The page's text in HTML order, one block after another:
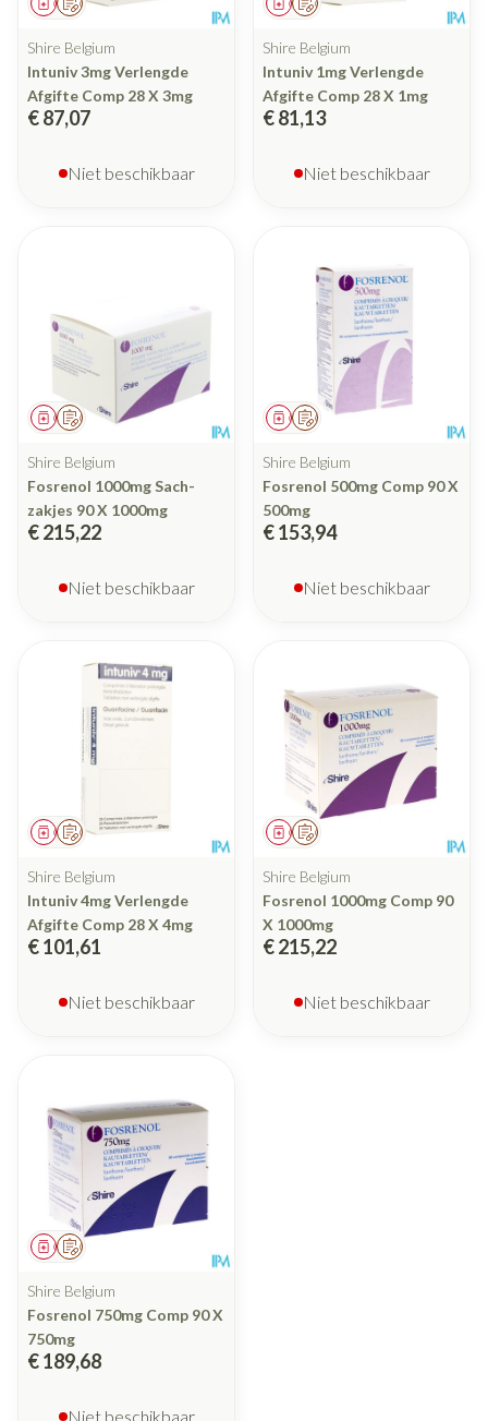
Op voorschrift
Geneesmiddel
Shire Belgium
Intuniv 3mg Verlengde
Afgifte Comp 28 X 3mg
€ 87,07
Niet beschikbaar
Op voorschrift
Geneesmiddel
Shire Belgium
Intuniv 1mg Verlengde
Afgifte Comp 28 X 1mg
€ 81,13
Niet beschikbaar
Op voorschrift
Geneesmiddel
Shire Belgium
Fosrenol 1000mg Sach-
zakjes 90 X 1000mg
€ 215,22
Niet beschikbaar
Op voorschrift
Geneesmiddel
Shire Belgium
Fosrenol 500mg Comp 90 X
500mg
€ 153,94
Niet beschikbaar
Op voorschrift
Geneesmiddel
Shire Belgium
Intuniv 4mg Verlengde
Afgifte Comp 28 X 4mg
€ 101,61
Niet beschikbaar
Op voorschrift
Geneesmiddel
Shire Belgium
Fosrenol 1000mg Comp 90
X 1000mg
€ 215,22
Niet beschikbaar
Op voorschrift
Geneesmiddel
Shire Belgium
Fosrenol 750mg Comp 90 X
750mg
€ 189,68
Niet beschikbaar